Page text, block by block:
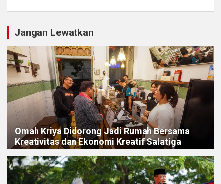
Jangan Lewatkan
Omah Kriya Didorong Jadi Rumah Bersama
Kreativitas dan Ekonomi Kreatif Salatiga